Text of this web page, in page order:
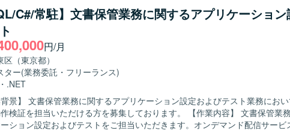
およびMDT環境の構築を行っていただきます。 【求める人物像】 ネットワーク機器
設定作業に主体的に取り組み、仕様書を読み解きながら正確に構築作業を進
求めております。現地での作業において、関係者と技術的な内容を日本語
ンできる方が望ましいです。 【ポジションの魅力】 電力システムという社会イ
支える領域で、ネットワーク構築から端末セットアップまで一連の構築作
ができます。Cisco CatalystやJuniper SRX、MDTなどの実務経験を積むこと
アとしてのスキルを幅広く高めていただけます。 【開発環境】 Cisco Catalyst、
SRX、Windows系OS、Linux、MDTを用いたネットワークおよび端末環境
C#/常駐】文書保管業務に関するアプリケーション
円/月
区（東京都）
ター(業務委託・フリーランス)
・ .NET
背景】 文書保管業務に関するアプリケーション設定およびテスト業務にお
を担当いただける方を募集しております。 【作業内容】 文書保管業務に関するア
ション設定およびテストをご担当いただきます。オンデマンド配信サービ